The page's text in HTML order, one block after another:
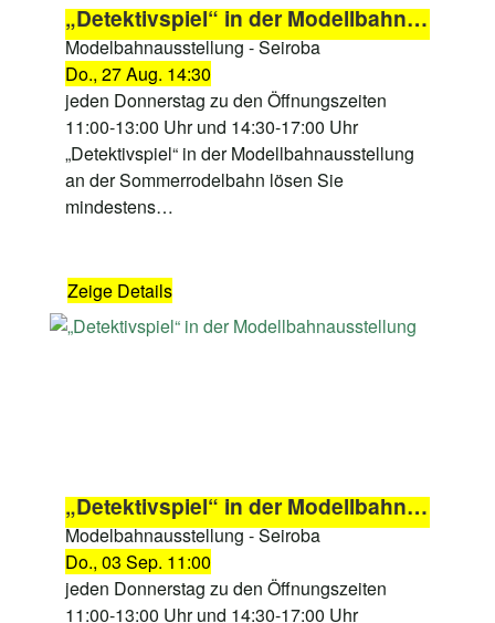
„Detektivspiel“ in der Modellbahnausstellung
Modelbahnausstellung - Seiroba
Do., 27 Aug. 14:30
jeden Donnerstag zu den Öffnungszeiten
11:00-13:00 Uhr und 14:30-17:00 Uhr
„Detektivspiel“ in der Modellbahnausstellung
an der Sommerrodelbahn lösen Sie
mindestens…
Zeige Details
„Detektivspiel“ in der Modellbahnausstellung
Modelbahnausstellung - Seiroba
Do., 03 Sep. 11:00
jeden Donnerstag zu den Öffnungszeiten
11:00-13:00 Uhr und 14:30-17:00 Uhr